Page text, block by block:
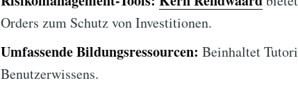
Orders zum Schutz von Investitionen.
Umfassende Bildungsressourcen: Beinhaltet
Benutzerwissens.